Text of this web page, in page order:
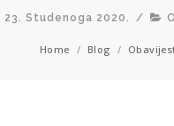
23. Studenoga 2020. /
Home / Blog /